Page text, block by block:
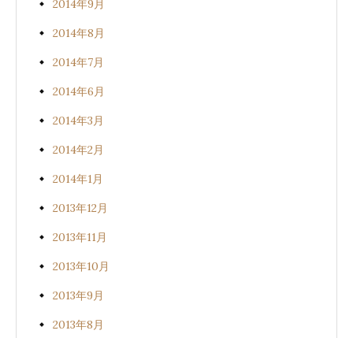
2014年9月
2014年8月
2014年7月
2014年6月
2014年3月
2014年2月
2014年1月
2013年12月
2013年11月
2013年10月
2013年9月
2013年8月